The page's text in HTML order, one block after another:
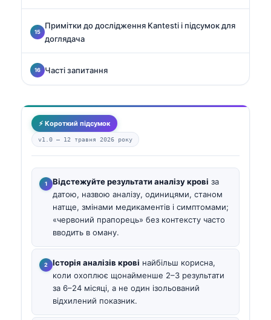
Примітки до дослідження Kantesti і підсумок для
доглядача
Часті запитання
⚡ Короткий підсумок
v1.0 — 12 травня 2026 року
Відстежуйте результати аналізу крові за
датою, назвою аналізу, одиницями, станом
натще, змінами медикаментів і симптомами;
«червоний прапорець» без контексту часто
вводить в оману.
Історія аналізів крові найбільш корисна,
коли охоплює щонайменше 2–3 результати
за 6–24 місяці, а не один ізольований
відхилений показник.